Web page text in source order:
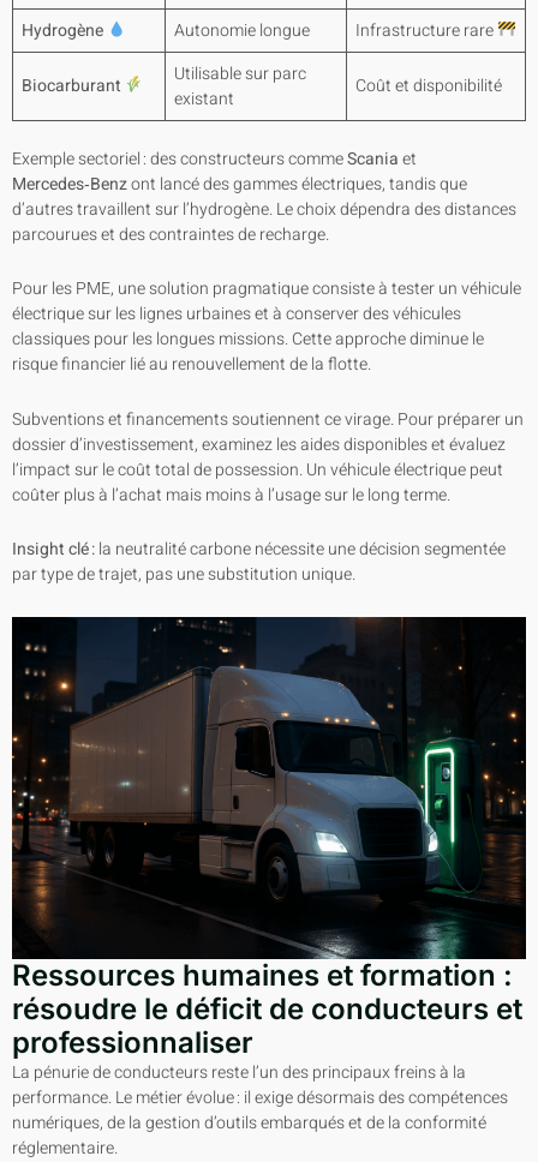
Hydrogène
Autonomie longue Infrastructure rare
Biocarburant
Utilisable sur parc
existant
Coût et disponibilité
Exemple sectoriel : des constructeurs commeScaniaet
Mercedes‑Benzont lancé des gammes électriques, tandis que
d’autres travaillent sur l’hydrogène. Le choix dépendra des distances
parcourues et des contraintes de recharge.
Pour les PME, une solution pragmatique consiste à tester un véhicule
électrique sur les lignes urbaines et à conserver des véhicules
classiques pour les longues missions. Cette approche diminue le
risque financier lié au renouvellement de la flotte.
Subventions et financements soutiennent ce virage. Pour préparer un
dossier d’investissement, examinez les aides disponibles et évaluez
l’impact sur le coût total de possession. Un véhicule électrique peut
coûter plus à l’achat mais moins à l’usage sur le long terme.
Insight clé :la neutralité carbone nécessite une décision segmentée
par type de trajet, pas une substitution unique.
Ressources humaines et formation :
résoudre le déficit de conducteurs et
professionnaliser
La pénurie de conducteurs reste l’un des principaux freins à la
performance. Le métier évolue : il exige désormais des compétences
numériques, de la gestion d’outils embarqués et de la conformité
réglementaire.